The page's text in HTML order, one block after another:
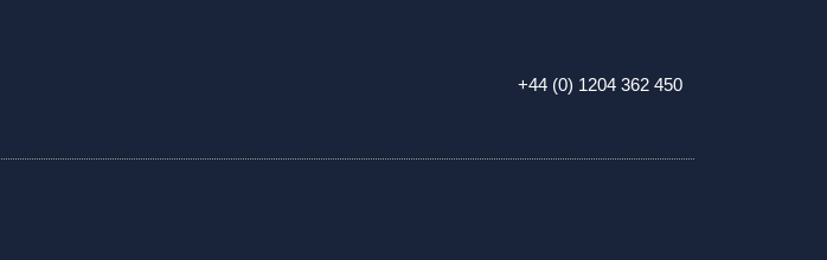
+44 (0) 1204 362 450